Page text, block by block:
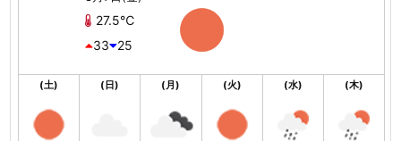
27.5℃
33
25
(土) (日) (月) (火) (水) (木)